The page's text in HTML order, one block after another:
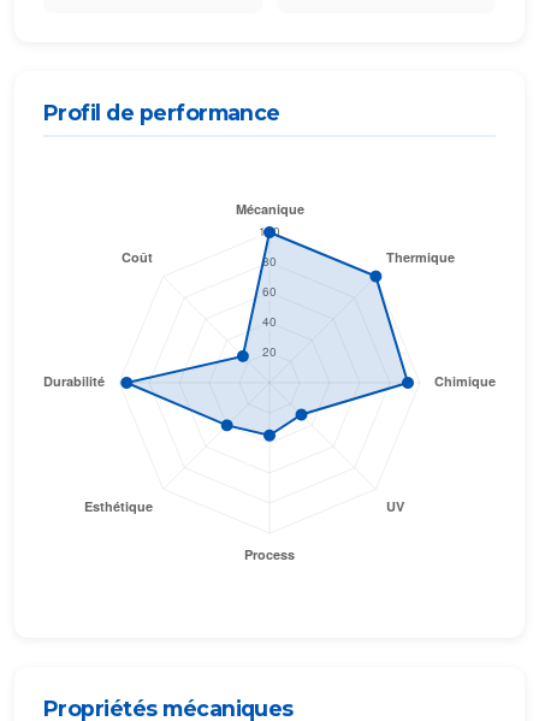
Profil de performance
Propriétés mécaniques